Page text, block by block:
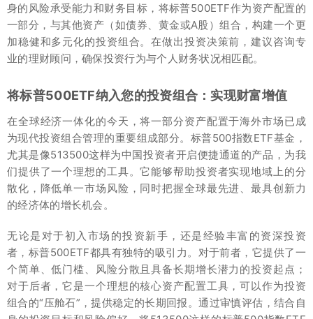
身的风险承受能力和财务目标，将标普500ETF作为资产配置的
一部分，与其他资产（如债券、黄金或A股）组合，构建一个更
加稳健和多元化的投资组合。在做出投资决策前，建议咨询专
业的理财顾问，确保投资行为与个人财务状况相匹配。
将标普500ETF纳入您的投资组合：实现财富增值
在全球经济一体化的今天，将一部分资产配置于海外市场已成
为现代投资组合管理的重要组成部分。标普500指数ETF基金，
尤其是像513500这样为中国投资者开启便捷通道的产品，为我
们提供了一个理想的工具。它能够帮助投资者实现地域上的分
散化，降低单一市场风险，同时把握全球最先进、最具创新力
的经济体的增长机会。
无论是对于初入市场的投资新手，还是经验丰富的资深投资
者，标普500ETF都具有独特的吸引力。对于前者，它提供了一
个简单、低门槛、风险分散且具备长期增长潜力的投资起点；
对于后者，它是一个理想的核心资产配置工具，可以作为投资
组合的“压舱石”，提供稳定的长期回报。通过审慎评估，结合自